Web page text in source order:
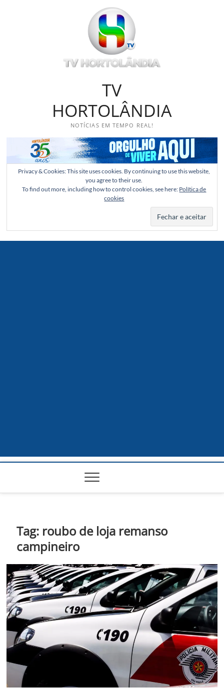
TV
HORTOLÂNDIA
NOTÍCIAS EM TEMPO REAL!
Privacy & Cookies: This site uses cookies. By continuing to use this website,
you agree to their use.
To find out more, including how to control cookies, see here: Política de
cookies
Tag: roubo de loja remanso
campineiro